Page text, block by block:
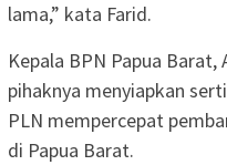
lama,” kata Farid.
Kepala BPN Papua
pihaknya menyiapkan
PLN mempercepat
di Papua Barat.